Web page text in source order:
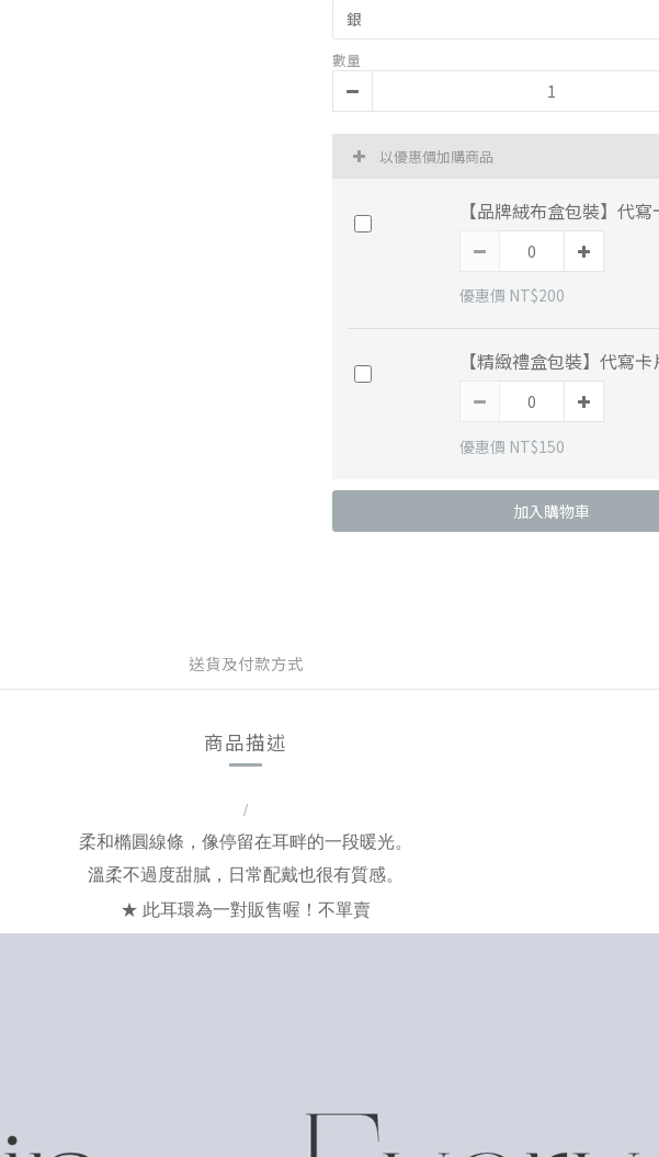
數量
以優惠價加購商品
【品牌絨布盒包裝】代寫
優惠價 NT$200
【精緻禮盒包裝】代寫卡
優惠價 NT$150
加入購物車
送貨及付款方式
商品描述
/
柔和橢圓線條，像停留在耳畔的一段暖光。
溫柔不過度甜膩，日常配戴也很有質感。
★ 此耳環為一對販售喔！不單賣